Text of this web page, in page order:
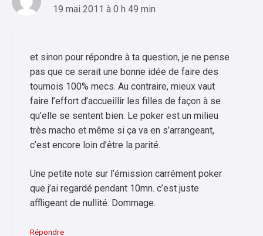
19 mai 2011 à 0 h 49 min
et sinon pour répondre à ta question, je ne pense
pas que ce serait une bonne idée de faire des
tournois 100% mecs. Au contraire, mieux vaut
faire l’effort d’accueillir les filles de façon à se
qu’elle se sentent bien. Le poker est un milieu
très macho et même si ça va en s’arrangeant,
c’est encore loin d’être la parité.
Une petite note sur l’émission carrément poker
que j’ai regardé pendant 10mn. c’est juste
affligeant de nullité. Dommage.
Répondre